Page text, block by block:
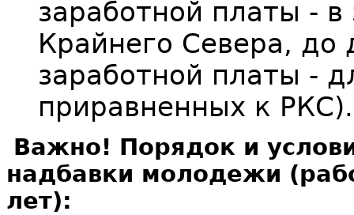
заработной платы -
Крайнего Севера, до
заработной платы -
приравненных к РКС).
Важно! Порядок и
надбавки молодежи
лет):